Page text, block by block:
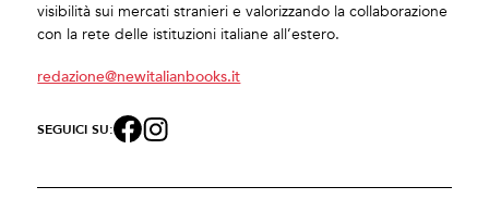
visibilità sui mercati stranieri e valorizzando la collaborazione
con la rete delle istituzioni italiane all’estero.
redazione@newitalianbooks.it
SEGUICI SU: